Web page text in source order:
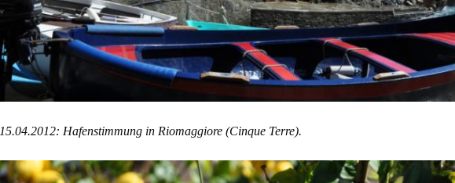
15.04.2012: Hafenstimmung in Riomaggiore (Cinque Terre).